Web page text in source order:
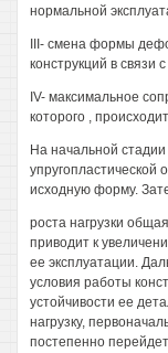
нормальной
III- смена формы
конструкций в связи
IV- максимальное
которого ,
На начальной
упругопластической
исходную форму.
роста нагрузки
приводит к
ее эксплуатации.
условия работы
устойчивости ее
нагрузку,
постепенно